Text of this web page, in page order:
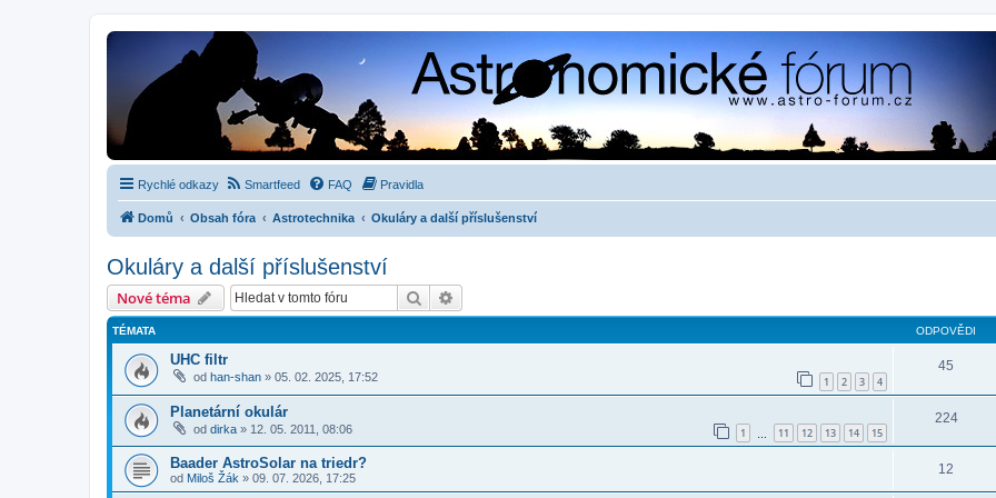
Rychlé odkazy Smartfeed FAQ Pravidla
Domů Obsah fóra Astrotechnika Okuláry a další příslušenství
Okuláry a další příslušenství
Nové téma Hledat
TÉMATA ODPOVĚDI
UHC filtr
od han-shan » 05. 02. 2025, 17:52 1 2 3 4
45
Planetární okulár
od dirka » 12. 05. 2011, 08:06 1 11 12 13 14 15
224
Baader AstroSolar na triedr?
od Miloš Žák » 09. 07. 2026, 17:25
12